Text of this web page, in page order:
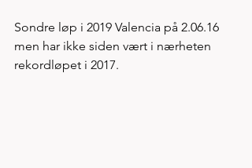
Sondre løp i 2019 Valencia på 2.06.16
men har ikke siden vært i nærheten
rekordløpet i 2017.